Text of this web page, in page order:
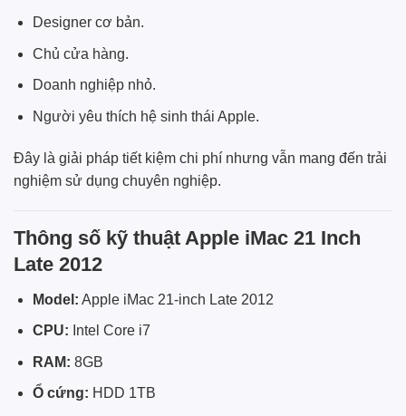
Designer cơ bản.
Chủ cửa hàng.
Doanh nghiệp nhỏ.
Người yêu thích hệ sinh thái Apple.
Đây là giải pháp tiết kiệm chi phí nhưng vẫn mang đến trải
nghiệm sử dụng chuyên nghiệp.
Thông số kỹ thuật Apple iMac 21 Inch
Late 2012
Model: Apple iMac 21-inch Late 2012
CPU: Intel Core i7
RAM: 8GB
Ổ cứng: HDD 1TB